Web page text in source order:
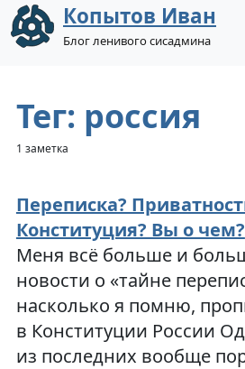
Копытов Иван
Блог ленивого сисадмина
Тег: россия
1 заметка
Переписка?
Конституция? Вы о чем?
Меня всё больше и
новости о «тайне
насколько я помню,
в Конституции России
из последних вообще